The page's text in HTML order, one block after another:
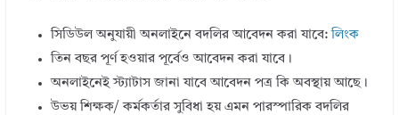
সিডিউল অনুযায়ী অনলাইনে বদলির আবেদন করা যাবে:লিংক
তিন বছর পূর্ণ হওয়ার পূর্বেও আবেদন করা যাবে।
অনলাইনেই স্ট্যাটাস জানা যাবে আবেদন পত্র কি অবস্থায় আছে।
উভয় শিক্ষক/ কর্মকর্তার সুবিধা হয় এমন পারস্পারিক বদলির